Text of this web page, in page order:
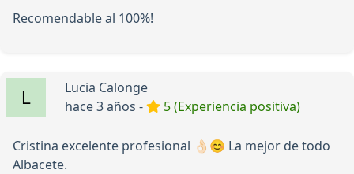
Recomendable al 100%!
Lucia Calonge
hace 3 años -
5 (Experiencia positiva)
Cristina excelente profesional 👌🏻😊 La mejor de todo
Albacete.